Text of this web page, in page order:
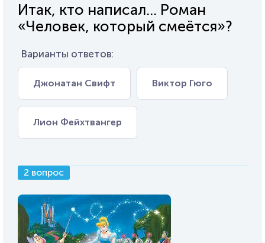
Итак, кто написал... Роман
«Человек, который смеётся»?
Варианты ответов:
Джонатан Свифт Виктор Гюго
Лион Фейхтвангер
2 вопрос